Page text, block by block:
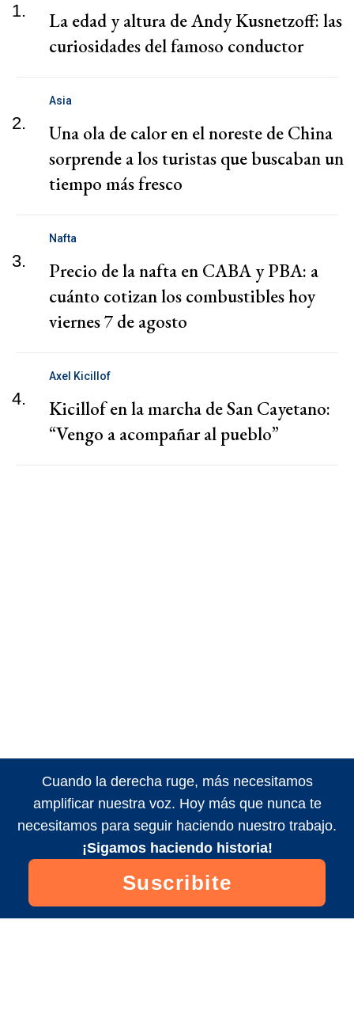
1.
La edad y altura de Andy Kusnetzoff: las
curiosidades del famoso conductor
2.
Asia
Una ola de calor en el noreste de China
sorprende a los turistas que buscaban un
tiempo más fresco
3.
Nafta
Precio de la nafta en CABA y PBA: a
cuánto cotizan los combustibles hoy
viernes 7 de agosto
4.
Axel Kicillof
Kicillof en la marcha de San Cayetano:
“Vengo a acompañar al pueblo”
Cuando la derecha ruge, más necesitamos
amplificar nuestra voz. Hoy más que nunca te
necesitamos para seguir haciendo nuestro trabajo.
¡Sigamos haciendo historia!
Suscribite